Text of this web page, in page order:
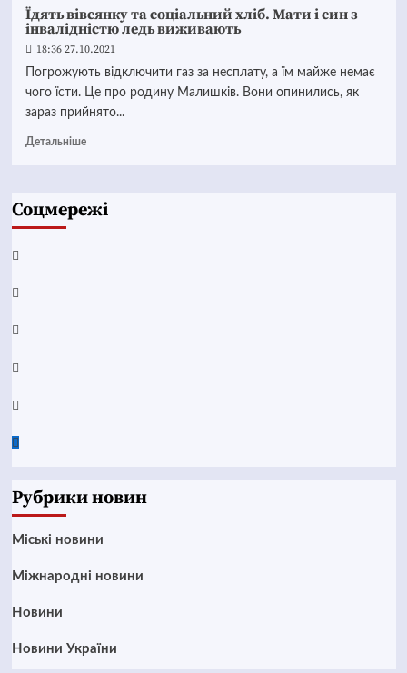
Їдять вівсянку та соціальний хліб. Мати і син з
інвалідністю ледь виживають
18:36 27.10.2021
Погрожують відключити газ за несплату, а їм майже немає
чого їсти. Це про родину Малишків. Вони опинились, як
зараз прийнято...
Детальніше
Соцмережі
Facebook
YouTube
Telegram
Instagram
Twitter
Google
Рубрики новин
Mіські новини
Міжнародні новини
Новини
Новини України